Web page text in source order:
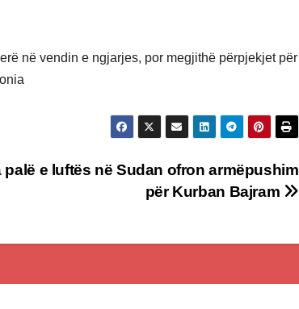
në vendin e ngjarjes, por megjithë përpjekjet për
palë e luftës në Sudan ofron armëpushim
për Kurban Bajram